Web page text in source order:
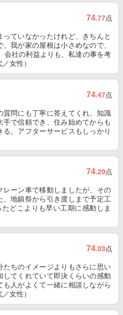
74.77点
ていなかったけれど、きちんと
我が家の屋根は小さめなので、
会社の利益よりも、私達の事を考
女性）
74.47点
問にも丁寧に答えてくれ、知識
手で信頼でき、住み始めてからも
。アフターサービスもしっかり
74.20点
ーン車で移動しましたが、その
地鎮祭から引き渡しまで予定工
どこよりも早い工期に感動しま
74.03点
ちのイメージよりもさらに思い
てくれていて即決くらいの感動
人がよくて一緒に相談しながら
女性）